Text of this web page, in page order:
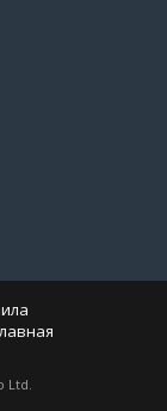
Ltd.